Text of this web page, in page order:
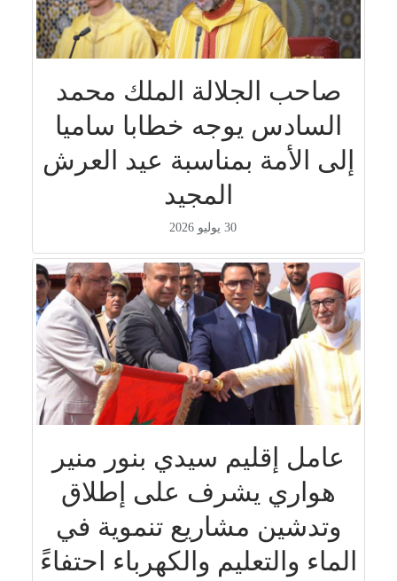
صاحب الجلالة الملك محمد
السادس يوجه خطابا ساميا
إلى الأمة بمناسبة عيد العرش
المجيد
30 يوليو 2026
عامل إقليم سيدي بنور منير
هواري يشرف على إطلاق
وتدشين مشاريع تنموية في
الماء والتعليم والكهرباء احتفاءً